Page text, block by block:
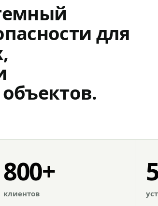
для
800+
клиентов